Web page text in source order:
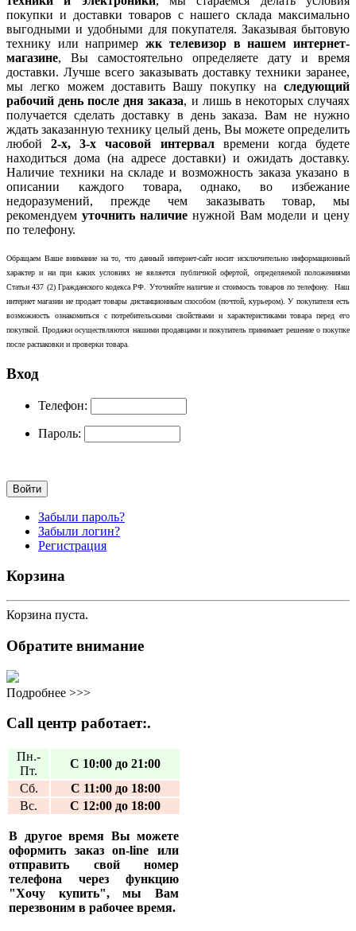
покупки и доставки товаров с нашего склада максимально
выгодными и удобными для покупателя. Заказывая бытовую
технику или напримержк телевизор в нашем интернет-
магазине, Вы самостоятельно определяете дату и время
доставки. Лучше всего заказывать доставку техники заранее,
мы легко можем доставить Вашу покупку на следующий
рабочий день после дня заказа, и лишь в некоторых случаях
получается сделать доставку в день заказа. Вам не нужно
ждать заказанную технику целый день, Вы можете определить
любой2-х, 3-х часовой интервалвремени когда будете
находиться дома (на адресе доставки) и ожидать доставку.
Наличие техники на складе и возможность заказа указано в
описании каждого товара, однако, во избежание
недоразумений, прежде чем заказывать товар, мы
рекомендуем уточнить наличие нужной Вам модели и цену
по телефону.
Обращаем Ваше внимание на то, что данный интернет-сайт носит исключительно информационный
характер и ни при каких условиях не является публичной офертой, определяемой положениями
Статьи 437 (2) Гражданского кодекса РФ. Уточняйте наличие и стоимость товаров по телефону. Наш
интернет магазин не продает товары дистанционным способом (почтой, курьером). У покупателя есть
возможность ознакомиться с потребительскими свойствами и характеристиками товара перед его
покупкой. Продажи осуществляются нашими продавцами и покупатель принимает решение о покупке
после распаковки и проверки товара.
Вход
Телефон:
Пароль:
Забыли пароль?
Забыли логин?
Регистрация
Корзина
Корзина пуста.
Обратите внимание
Подробнее >>>
Call центр работает:.
Пн.-
Пт.
С 10:00 до 21:00
Сб.
С 11:00 до 18:00
Вс.
С 12:00 до 18:00
В другое время Вы можете
оформить заказ on-line или
отправить свой номер
телефона через функцию
"Хочу купить", мы Вам
перезвоним в рабочее время.